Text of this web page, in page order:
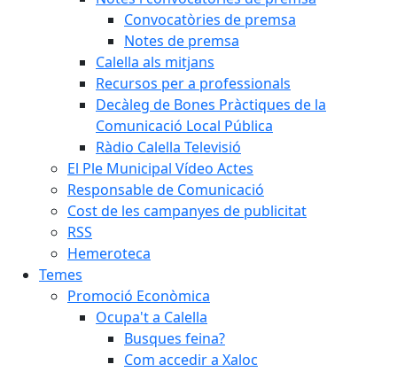
Convocatòries de premsa
Notes de premsa
Calella als mitjans
Recursos per a professionals
Decàleg de Bones Pràctiques de la
Comunicació Local Pública
Ràdio Calella Televisió
El Ple Municipal Vídeo Actes
Responsable de Comunicació
Cost de les campanyes de publicitat
RSS
Hemeroteca
Temes
Promoció Econòmica
Ocupa't a Calella
Busques feina?
Com accedir a Xaloc